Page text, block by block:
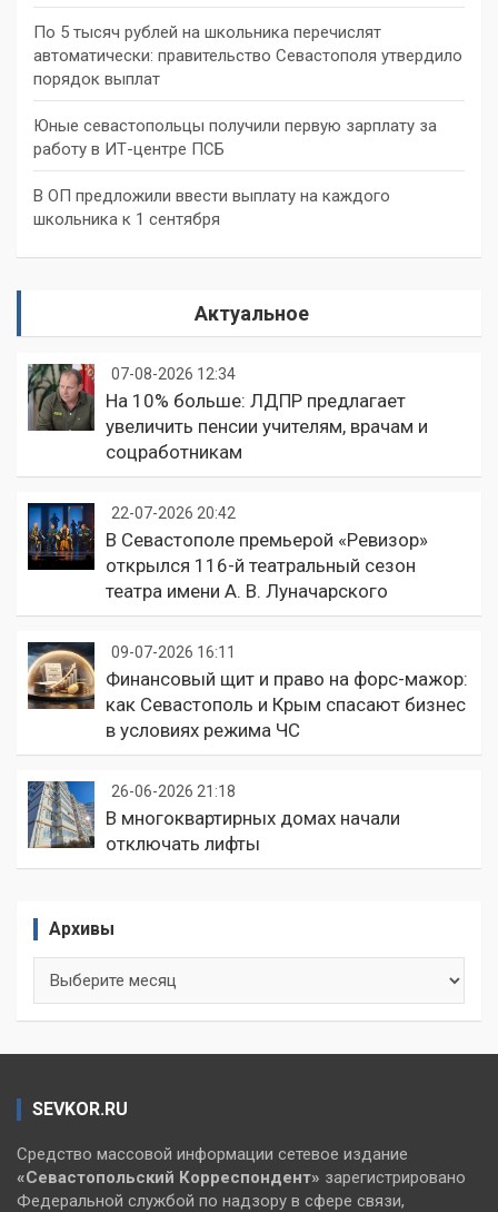
По 5 тысяч рублей на школьника перечислят
автоматически: правительство Севастополя утвердило
порядок выплат
Юные севастопольцы получили первую зарплату за
работу в ИТ-центре ПСБ
В ОП предложили ввести выплату на каждого
школьника к 1 сентября
Актуальное
07-08-2026 12:34
На 10% больше: ЛДПР предлагает
увеличить пенсии учителям, врачам и
соцработникам
22-07-2026 20:42
В Севастополе премьерой «Ревизор»
открылся 116-й театральный сезон
театра имени А. В. Луначарского
09-07-2026 16:11
Финансовый щит и право на форс-мажор:
как Севастополь и Крым спасают бизнес
в условиях режима ЧС
26-06-2026 21:18
В многоквартирных домах начали
отключать лифты
Архивы
SEVKOR.RU
Средство массовой информации сетевое издание
«Севастопольский Корреспондент» зарегистрировано
Федеральной службой по надзору в сфере связи,